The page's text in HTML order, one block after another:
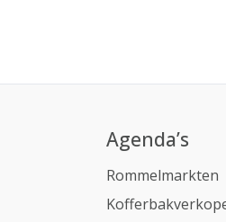
Agenda’s
Rommelmarkten